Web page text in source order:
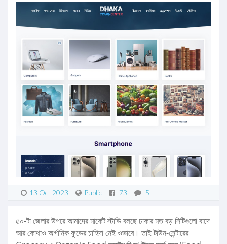
13 Oct 2023 Public 73 5
৫০-টা জেলার উপরে আমাদের মার্কেট স্টাডি বলছে ঢাকার মত বড় সিটিগুলো বাদে
আর কোথাও অর্গানিক ফুডের চাহিদা নেই ওভাবে। তাই টাউন-সেন্টারের